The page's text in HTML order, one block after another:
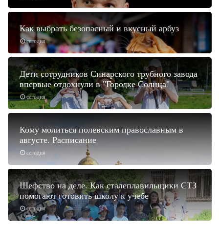
сегодня
Как выбрать безопасный и вкусный арбуз
сегодня
Дети сотрудников Синарского трубного завода
впервые отдохнули в "Городке Солнца"
сегодня
Кому молиться полевским православным в
августе. Расписание
сегодня
Шефство на деле. Как сталеплавильщики СТЗ
помогают готовить школу к учебе